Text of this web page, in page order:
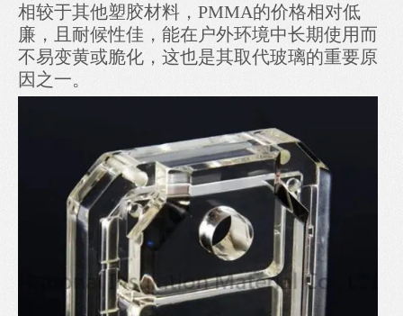
相较于其他塑胶材料，PMMA的价格相对低
廉，且耐候性佳，能在户外环境中长期使用而
不易变黄或脆化，这也是其取代玻璃的重要原
因之一。